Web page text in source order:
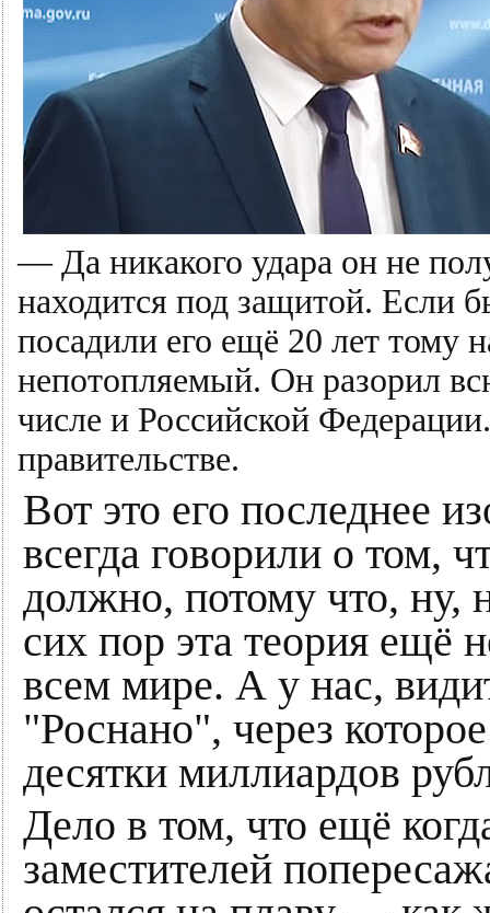
— Да никакого удара он не
находится под защитой. Если
посадили его ещё 20 лет тому
непотопляемый. Он разорил
числе и Российской
правительстве.
Вот это его последнее
всегда говорили о том,
должно, потому что, ну,
сих пор эта теория ещё
всем мире. А у нас,
"Роснано", через
десятки миллиардов
Дело в том, что ещё
заместителей